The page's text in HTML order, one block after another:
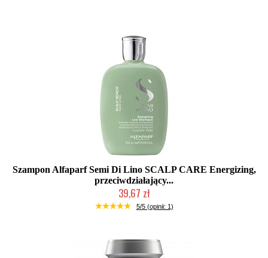
Szampon Alfaparf Semi Di Lino SCALP CARE Energizing,
przeciwdziałający...
39,67 zł
Duża ilość (wysyłka w 24h)
5/5 (opinii: 1)